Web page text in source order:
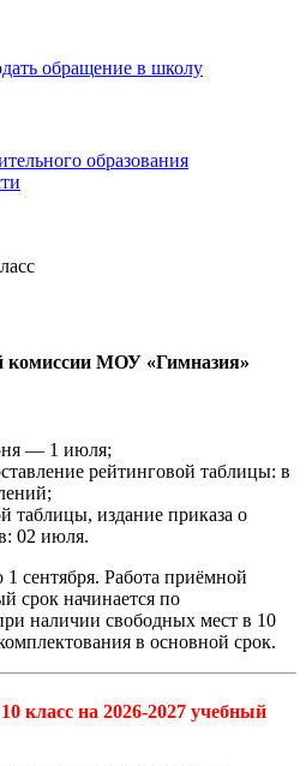
обращение в школу
комиссии МОУ «Гимназия»
— 1 июля;
рейтинговой таблицы: в
таблицы, издание приказа о
02 июля.
1 сентября. Работа приёмной
срок начинается по
наличии свободных мест в 10
в основной срок.
класс на 2026-2027 учебный